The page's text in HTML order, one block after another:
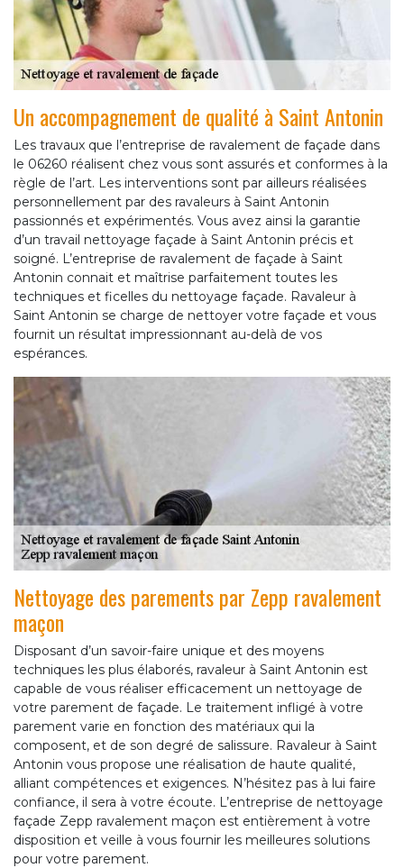
Un accompagnement de qualité à Saint Antonin
Les travaux que l’entreprise de ravalement de façade dans
le 06260 réalisent chez vous sont assurés et conformes à la
règle de l’art. Les interventions sont par ailleurs réalisées
personnellement par des ravaleurs à Saint Antonin
passionnés et expérimentés. Vous avez ainsi la garantie
d’un travail nettoyage façade à Saint Antonin précis et
soigné. L’entreprise de ravalement de façade à Saint
Antonin connait et maîtrise parfaitement toutes les
techniques et ficelles du nettoyage façade. Ravaleur à
Saint Antonin se charge de nettoyer votre façade et vous
fournit un résultat impressionnant au-delà de vos
espérances.
Nettoyage des parements par Zepp ravalement
maçon
Disposant d’un savoir-faire unique et des moyens
techniques les plus élaborés, ravaleur à Saint Antonin est
capable de vous réaliser efficacement un nettoyage de
votre parement de façade. Le traitement infligé à votre
parement varie en fonction des matériaux qui la
composent, et de son degré de salissure. Ravaleur à Saint
Antonin vous propose une réalisation de haute qualité,
alliant compétences et exigences. N’hésitez pas à lui faire
confiance, il sera à votre écoute. L’entreprise de nettoyage
façade Zepp ravalement maçon est entièrement à votre
disposition et veille à vous fournir les meilleures solutions
pour votre parement.